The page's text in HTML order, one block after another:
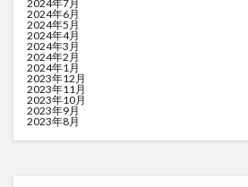
2024年7月
2024年6月
2024年5月
2024年4月
2024年3月
2024年2月
2024年1月
2023年12月
2023年11月
2023年10月
2023年9月
2023年8月